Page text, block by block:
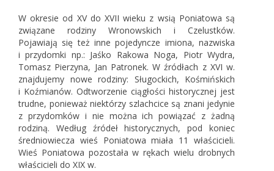
W okresie od XV do XVII wieku z wsią Poniatowa są
związane rodziny Wronowskich i Czelustków.
Pojawiają się też inne pojedyncze imiona, nazwiska
i przydomki np.: Jaśko Rakowa Noga, Piotr Wydra,
Tomasz Pierzyna, Jan Patronek. W źródłach z XVI w.
znajdujemy nowe rodziny: Sługockich, Kośmińskich
i Koźmianów. Odtworzenie ciągłości historycznej jest
trudne, ponieważ niektórzy szlachcice są znani jedynie
z przydomków i nie można ich powiązać z żadną
rodziną. Według źródeł historycznych, pod koniec
średniowiecza wieś Poniatowa miała 11 właścicieli.
Wieś Poniatowa pozostała w rękach wielu drobnych
właścicieli do XIX w.